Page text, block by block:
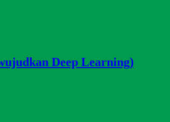
Deep Learning)